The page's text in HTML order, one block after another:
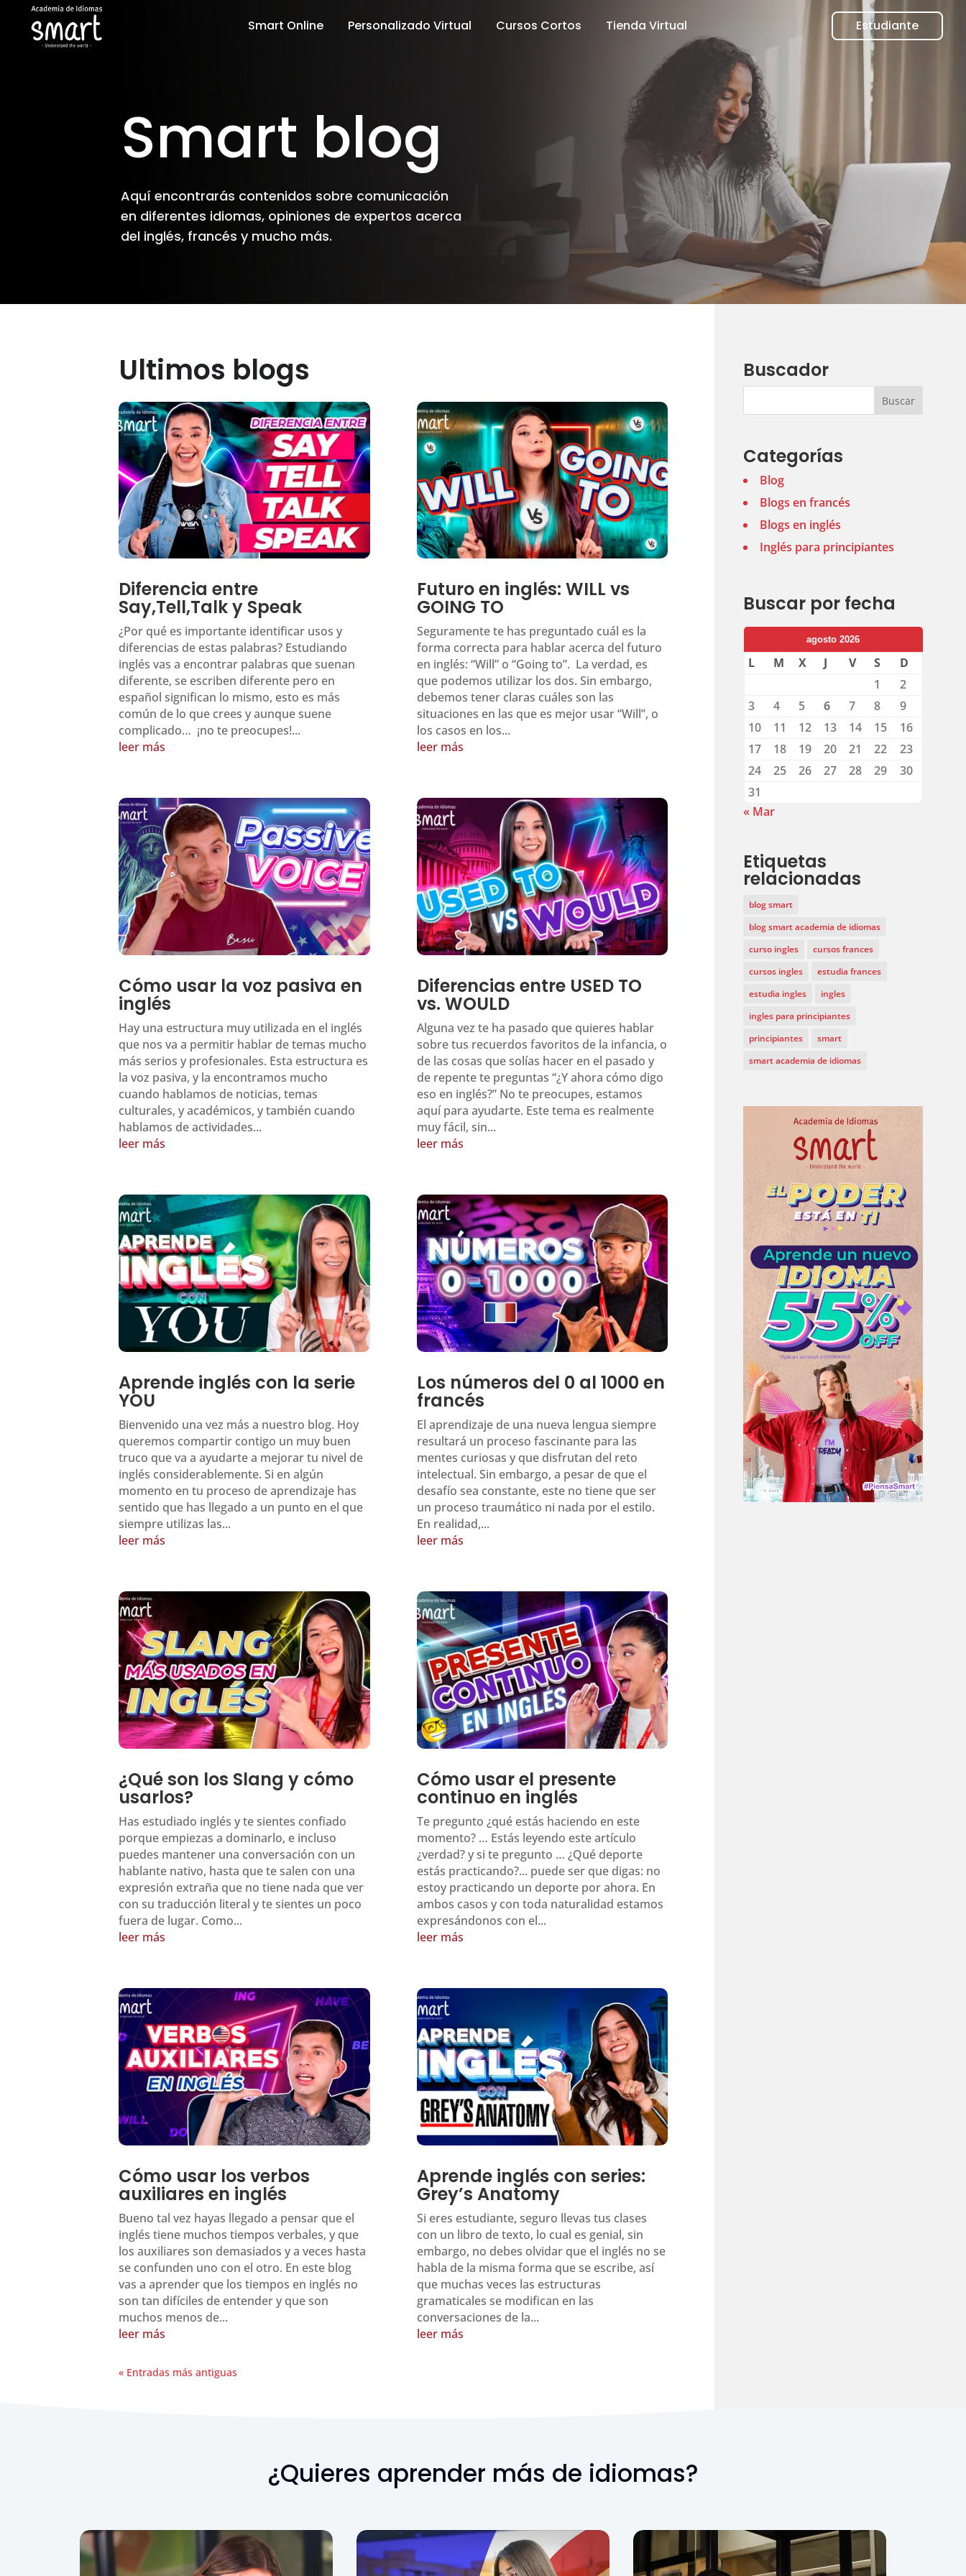
Smart Online Personalizado Virtual Cursos Cortos Tienda Virtual Estudiante
Smart blog
Aquí encontrarás contenidos sobre comunicación
en diferentes idiomas, opiniones de expertos acerca
del inglés, francés y mucho más.
Ultimos blogs
Diferencia entre
Say,Tell,Talk y Speak
¿Por qué es importante identificar usos y
diferencias de estas palabras? Estudiando
inglés vas a encontrar palabras que suenan
diferente, se escriben diferente pero en
español significan lo mismo, esto es más
común de lo que crees y aunque suene
complicado… ¡no te preocupes!...
leer más
Cómo usar la voz pasiva en
inglés
Hay una estructura muy utilizada en el inglés
que nos va a permitir hablar de temas mucho
más serios y profesionales. Esta estructura es
la voz pasiva, y la encontramos mucho
cuando hablamos de noticias, temas
culturales, y académicos, y también cuando
hablamos de actividades...
leer más
Aprende inglés con la serie
YOU
Bienvenido una vez más a nuestro blog. Hoy
queremos compartir contigo un muy buen
truco que va a ayudarte a mejorar tu nivel de
inglés considerablemente. Si en algún
momento en tu proceso de aprendizaje has
sentido que has llegado a un punto en el que
siempre utilizas las...
leer más
¿Qué son los Slang y cómo
usarlos?
Has estudiado inglés y te sientes confiado
porque empiezas a dominarlo, e incluso
puedes mantener una conversación con un
hablante nativo, hasta que te salen con una
expresión extraña que no tiene nada que ver
con su traducción literal y te sientes un poco
fuera de lugar. Como...
leer más
Cómo usar los verbos
auxiliares en inglés
Bueno tal vez hayas llegado a pensar que el
inglés tiene muchos tiempos verbales, y que
los auxiliares son demasiados y a veces hasta
se confunden uno con el otro. En este blog
vas a aprender que los tiempos en inglés no
son tan difíciles de entender y que son
muchos menos de...
leer más
Futuro en inglés: WILL vs
GOING TO
Seguramente te has preguntado cuál es la
forma correcta para hablar acerca del futuro
en inglés: “Will” o “Going to”. La verdad, es
que podemos utilizar los dos. Sin embargo,
debemos tener claras cuáles son las
situaciones en las que es mejor usar “Will”, o
los casos en los...
leer más
Diferencias entre USED TO
vs. WOULD
Alguna vez te ha pasado que quieres hablar
sobre tus recuerdos favoritos de la infancia, o
de las cosas que solías hacer en el pasado y
de repente te preguntas “¿Y ahora cómo digo
eso en inglés?” No te preocupes, estamos
aquí para ayudarte. Este tema es realmente
muy fácil, sin...
leer más
Los números del 0 al 1000 en
francés
El aprendizaje de una nueva lengua siempre
resultará un proceso fascinante para las
mentes curiosas y que disfrutan del reto
intelectual. Sin embargo, a pesar de que el
desafío sea constante, este no tiene que ser
un proceso traumático ni nada por el estilo.
En realidad,...
leer más
Cómo usar el presente
continuo en inglés
Te pregunto ¿qué estás haciendo en este
momento? … Estás leyendo este artículo
¿verdad? y si te pregunto … ¿Qué deporte
estás practicando?... puede ser que digas: no
estoy practicando un deporte por ahora. En
ambos casos y con toda naturalidad estamos
expresándonos con el...
leer más
Aprende inglés con series:
Grey’s Anatomy
Si eres estudiante, seguro llevas tus clases
con un libro de texto, lo cual es genial, sin
embargo, no debes olvidar que el inglés no se
habla de la misma forma que se escribe, así
que muchas veces las estructuras
gramaticales se modifican en las
conversaciones de la...
leer más
« Entradas más antiguas
Buscador
Categorías
Blog
Blogs en francés
Blogs en inglés
Inglés para principiantes
Buscar por fecha
agosto 2026
L M X J V S
D
1
2
3
4 5 6 7 8
9
10
11 12 13 14 15
16
17
18 19 20 21 22
23
24
25 26 27 28 29
30
31
« Mar
Etiquetas
relacionadas
blog smart
blog smart academia de idiomas
curso ingles
cursos frances
cursos ingles
estudia frances
estudia ingles
ingles
ingles para principiantes
principiantes
smart
smart academia de idiomas
¿Quieres aprender más de idiomas?